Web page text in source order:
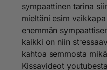
sympaattinen tarina
mieltäni esim
enemmän
kaikki on niin
kahtoa semmosta
Kissavideot